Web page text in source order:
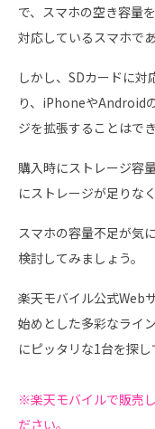
で、スマホの空き容量
対応しているスマホで
しかし、SDカードに
り、iPhoneやAndroid
ジを拡張することはで
購入時にストレージ容
にストレージが足りな
スマホの容量不足が気
検討してみましょう。
楽天モバイル公式Web
始めとした多彩なライ
にピッタリな1台を探し
※楽天モバイルで販売
ださい。